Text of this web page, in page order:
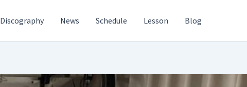
Discography News Schedule Lesson Blog